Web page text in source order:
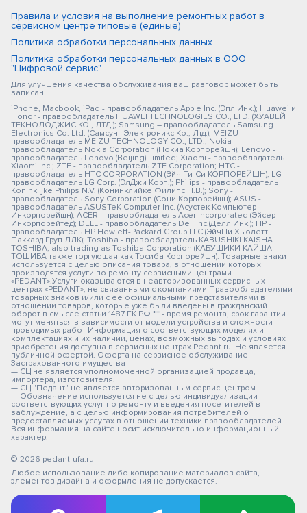
Правила и условия на выполнение ремонтных работ в
сервисном центре типовые (единые)
Политика обработки персональных данных
Политика обработки персональных данных в ООО
"Цифровой сервис"
Для улучшения качества обслуживания ваш разговор может быть
записан
iPhone, Macbook, iPad - правообладатель Apple Inc. (Эпл Инк.); Huawei и
Honor - правообладатель HUAWEI TECHNOLOGIES CO., LTD. (ХУАВЕЙ
ТЕКНОЛОДЖИС КО., ЛТД.); Samsung – правообладатель Samsung
Electronics Co. Ltd. (Самсунг Электроникс Ко., Лтд.); MEIZU -
правообладатель MEIZU TECHNOLOGY CO., LTD.; Nokia -
правообладатель Nokia Corporation (Нокиа Корпорейшн); Lenovo -
правообладатель Lenovo (Beijing) Limited; Xiaomi - правообладатель
Xiaomi Inc.; ZTE - правообладатель ZTE Corporation; HTC -
правообладатель HTC CORPORATION (Эйч-Ти-Си КОРПОРЕЙШН); LG -
правообладатель LG Corp. (ЭлДжи Корп.); Philips - правообладатель
Koninklijke Philips N.V. (Конинклийке Филипс Н.В.); Sony -
правообладатель Sony Corporation (Сони Корпорейшн); ASUS -
правообладатель ASUSTeK Computer Inc. (Асустек Компьютер
Инкорпорейшн); ACER - правообладатель Acer Incorporated (Эйсер
Инкорпорейтед); DELL - правообладатель Dell Inc.(Делл Инк.); HP -
правообладатель HP Hewlett-Packard Group LLC (ЭйчПи Хьюлетт
Паккард Груп ЛЛК); Toshiba - правообладатель KABUSHIKI KAISHA
TOSHIBA, also trading as Toshiba Corporation (КАБУШИКИ КАЙША
ТОШИБА также торгующая как Тосиба Корпорейшн). Товарные знаки
используется с целью описания товара, в отношении которых
производятся услуги по ремонту сервисными центрами
«PEDANT».Услуги оказываются в неавторизованных сервисных
центрах «PEDANT», не связанными с компаниями Правообладателями
товарных знаков и/или с ее официальными представителями в
отношении товаров, которые уже были введены в гражданский
оборот в смысле статьи 1487 ГК РФ ** - время ремонта, срок гарантии
могут меняться в зависимости от модели устройства и сложности
проводимых работ Информация о соответствующих моделях и
комплектациях и их наличии, ценах, возможных выгодах и условиях
приобретения доступна в сервисных центрах Pedant.ru. Не является
публичной офертой. Оферта на сервисное обслуживание
Застрахованного имущества
— СЦ не является уполномоченной организацией продавца,
импортера, изготовителя.
— СЦ "Педант" не является авторизованным сервис центром.
— Обозначение используется не с целью индивидуализации
соответствующих услуг по ремонту и введения посетителей в
заблуждение, а с целью информирования потребителей о
предоставляемых услугах в отношении техники правообладателей.
Вся информация на сайте носит исключительно информационный
характер.
© 2026 pedant-ufa.ru
Любое использование либо копирование материалов сайта,
элементов дизайна и оформления не допускается.